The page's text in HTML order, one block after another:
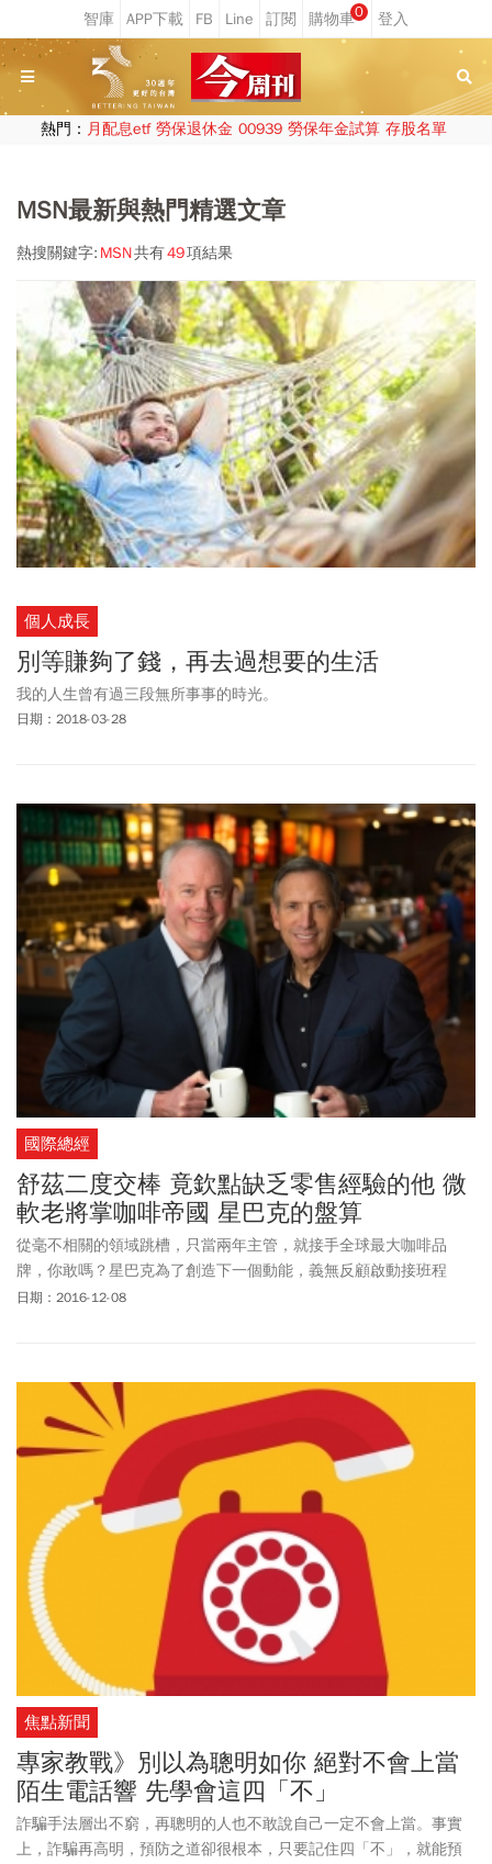
0
熱門： 月配息etf 勞保退休金 00939 勞保年金試算 存股名單
MSN最新與熱門精選文章
熱搜關鍵字: MSN共有49項結果
個人成長
別等賺夠了錢，再去過想要的生活
我的人生曾有過三段無所事事的時光。
日期：2018-03-28
國際總經
舒茲二度交棒 竟欽點缺乏零售經驗的他 微
軟老將掌咖啡帝國 星巴克的盤算
從毫不相關的領域跳槽，只當兩年主管，就接手全球最大咖啡品
牌，你敢嗎？星巴克為了創造下一個動能，義無反顧啟動接班程
序，要為咖啡事業注入科技DNA。
日期：2016-12-08
焦點新聞
專家教戰》別以為聰明如你 絕對不會上當
陌生電話響 先學會這四「不」
詐騙手法層出不窮，再聰明的人也不敢說自己一定不會上當。事實
上，詐騙再高明，預防之道卻很根本，只要記住四「不」，就能預